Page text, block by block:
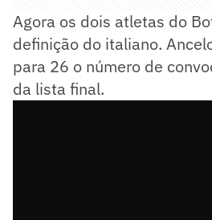
Agora os dois atletas do
definição do italiano.
para 26 o número de
da lista final.